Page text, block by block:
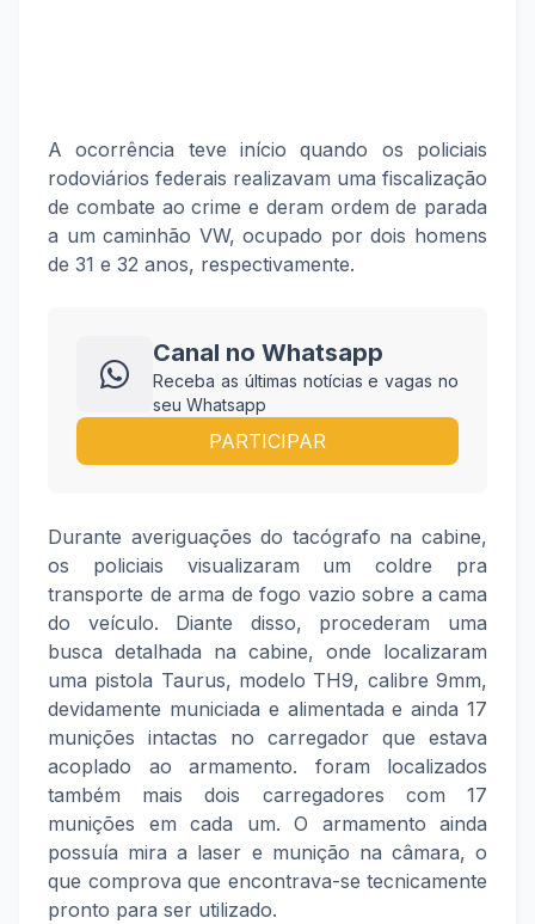
A ocorrência teve início quando os policiais
rodoviários federais realizavam uma fiscalização
de combate ao crime e deram ordem de parada
a um caminhão VW, ocupado por dois homens
de 31 e 32 anos, respectivamente.
Canal no Whatsapp
Receba as últimas notícias e vagas no
seu Whatsapp
PARTICIPAR
Durante averiguações do tacógrafo na cabine,
os policiais visualizaram um coldre pra
transporte de arma de fogo vazio sobre a cama
do veículo. Diante disso, procederam uma
busca detalhada na cabine, onde localizaram
uma pistola Taurus, modelo TH9, calibre 9mm,
devidamente municiada e alimentada e ainda 17
munições intactas no carregador que estava
acoplado ao armamento. foram localizados
também mais dois carregadores com 17
munições em cada um. O armamento ainda
possuía mira a laser e munição na câmara, o
que comprova que encontrava-se tecnicamente
pronto para ser utilizado.